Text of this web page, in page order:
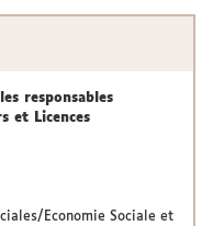
responsables
et Licences
Economie Sociale et